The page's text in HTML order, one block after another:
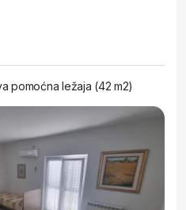
pomoćna ležaja (42 m2)